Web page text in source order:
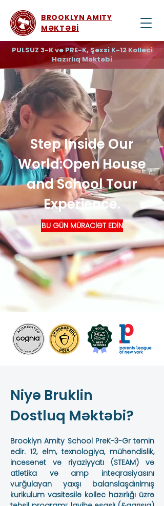
BROOKLYN AMITY
MƏKTƏBİ
PULSUZ 3-K və PRE-K, Şəxsi K-12 Kolleci
Hazırlıq Məktəbi
Step Inside Our
World:Open House
and School Tour
Experience.
BU GÜN MÜRACİƏT EDİN
Niyə Bruklin
Dostluq Məktəbi?
Brooklyn Amity School PreK-3-Gr təmin
edir. 12, elm, texnologiya, mühəndislik,
incəsənət və riyaziyyatı (STEAM) və
atletika və amp inteqrasiyasını
vurğulayan yaxşı balanslaşdırılmış
kurikulum vasitəsilə kollec hazırlığı üzrə